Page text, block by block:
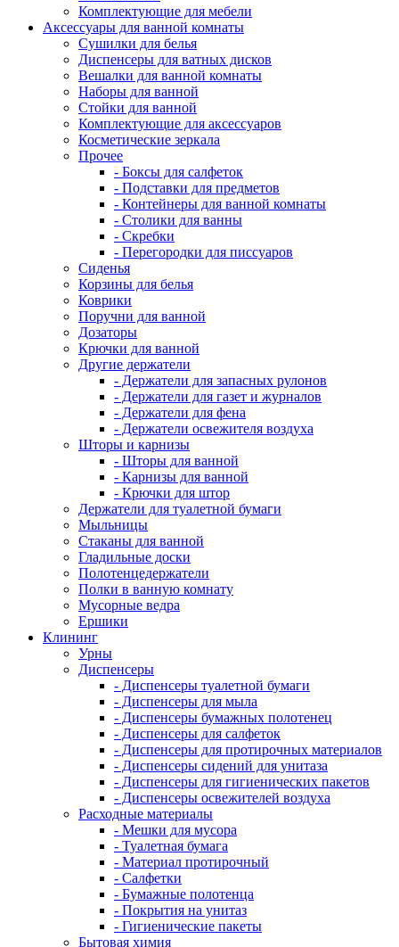
Комплектующие для мебели
Аксессуары для ванной комнаты
Сушилки для белья
Диспенсеры для ватных дисков
Вешалки для ванной комнаты
Наборы для ванной
Стойки для ванной
Комплектующие для аксессуаров
Косметические зеркала
Прочее
- Боксы для салфеток
- Подставки для предметов
- Контейнеры для ванной комнаты
- Столики для ванны
- Скребки
- Перегородки для писсуаров
Сиденья
Корзины для белья
Коврики
Поручни для ванной
Дозаторы
Крючки для ванной
Другие держатели
- Держатели для запасных рулонов
- Держатели для газет и журналов
- Держатели для фена
- Держатели освежителя воздуха
Шторы и карнизы
- Шторы для ванной
- Карнизы для ванной
- Крючки для штор
Держатели для туалетной бумаги
Мыльницы
Стаканы для ванной
Гладильные доски
Полотенцедержатели
Полки в ванную комнату
Мусорные ведра
Ершики
Клининг
Урны
Диспенсеры
- Диспенсеры туалетной бумаги
- Диспенсеры для мыла
- Диспенсеры бумажных полотенец
- Диспенсеры для салфеток
- Диспенсеры для протирочных материалов
- Диспенсеры сидений для унитаза
- Диспенсеры для гигиенических пакетов
- Диспенсеры освежителей воздуха
Расходные материалы
- Мешки для мусора
- Туалетная бумага
- Материал протирочный
- Салфетки
- Бумажные полотенца
- Покрытия на унитаз
- Гигиенические пакеты
Бытовая химия